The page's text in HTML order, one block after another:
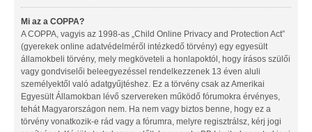
Mi az a COPPA?
A COPPA, vagyis az 1998-as „Child Online Privacy and Protection Act”
(gyerekek online adatvédelméről intézkedő törvény) egy egyesült
államokbeli törvény, mely megköveteli a honlapoktól, hogy írásos szülői
vagy gondviselői beleegyezéssel rendelkezzenek 13 éven aluli
személyektől való adatgyűjtéshez. Ez a törvény csak az Amerikai
Egyesült Államokban lévő szervereken működő fórumokra érvényes,
tehát Magyarországon nem. Ha nem vagy biztos benne, hogy ez a
törvény vonatkozik-e rád vagy a fórumra, melyre regisztrálsz, kérj jogi